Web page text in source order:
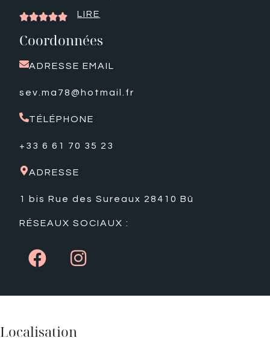
 LIRE
Coordonnées
ADRESSE EMAIL
sev.ma78@hotmail.fr
TÉLÉPHONE
+33 6 61 70 35 23
ADRESSE
1 bis Rue des Sureaux 28410 Bû
RÉSEAUX SOCIAUX :
Localisation